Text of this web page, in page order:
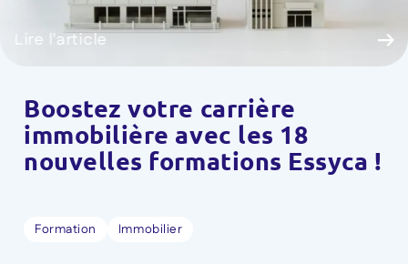
Lire l'article
Boostez votre carrière
immobilière avec les 18
nouvelles formations Essyca !
Formation Immobilier